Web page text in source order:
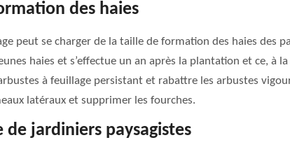
des haies
peut se charger de la taille de formation des haies
haies et s’effectue un an après la plantation et ce, à
à feuillage persistant et rabattre les arbustes
latéraux et supprimer les fourches.
de jardiniers paysagistes